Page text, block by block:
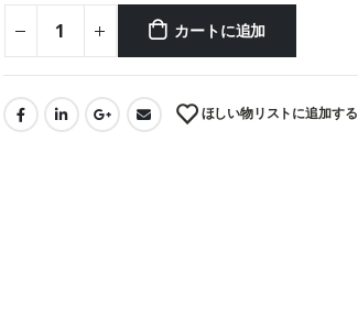
カートに追加
ほしい物リストに追加する